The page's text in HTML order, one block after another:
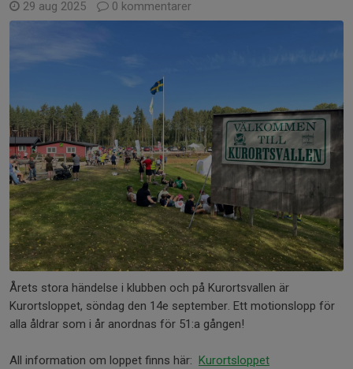
29 aug 2025 0 kommentarer
Årets stora händelse i klubben och på Kurortsvallen är
Kurortsloppet, söndag den 14e september. Ett motionslopp för
alla åldrar som i år anordnas för 51:a gången!
All information om loppet finns här: Kurortsloppet